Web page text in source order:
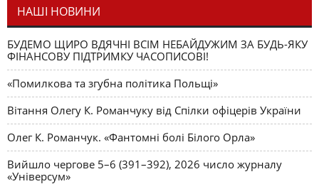
НАШІ НОВИНИ
БУДЕМО ЩИРО ВДЯЧНІ ВСІМ НЕБАЙДУЖИМ ЗА БУДЬ-ЯКУ
ФІНАНСОВУ ПІДТРИМКУ ЧАСОПИСОВІ!
«Помилкова та згубна політика Польщі»
Вітання Олегу К. Романчуку від Спілки офіцерів України
Олег К. Романчук. «Фантомні болі Білого Орла»
Вийшло чергове 5–6 (391–392), 2026 число журналу
«Універсум»